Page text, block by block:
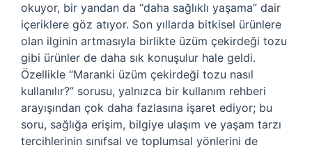
okuyor, bir yandan da “daha sağlıklı yaşama” dair
içeriklere göz atıyor. Son yıllarda bitkisel ürünlere
olan ilginin artmasıyla birlikte üzüm çekirdeği tozu
gibi ürünler de daha sık konuşulur hale geldi.
Özellikle “Maranki üzüm çekirdeği tozu nasıl
kullanılır?” sorusu, yalnızca bir kullanım rehberi
arayışından çok daha fazlasına işaret ediyor; bu
soru, sağlığa erişim, bilgiye ulaşım ve yaşam tarzı
tercihlerinin sınıfsal ve toplumsal yönlerini de